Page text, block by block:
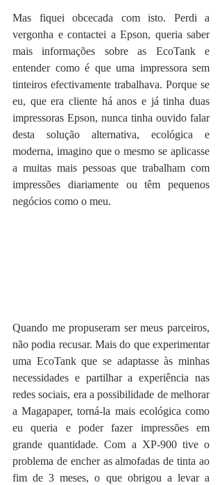
Mas fiquei obcecada com isto. Perdi a
vergonha e contactei a Epson, queria saber
mais informações sobre as EcoTank e
entender como é que uma impressora sem
tinteiros efectivamente trabalhava. Porque se
eu, que era cliente há anos e já tinha duas
impressoras Epson, nunca tinha ouvido falar
desta solução alternativa, ecológica e
moderna, imagino que o mesmo se aplicasse
a muitas mais pessoas que trabalham com
impressões diariamente ou têm pequenos
negócios como o meu.
Quando me propuseram ser meus parceiros,
não podia recusar. Mais do que experimentar
uma EcoTank que se adaptasse às minhas
necessidades e partilhar a experiência nas
redes sociais, era a possibilidade de melhorar
a Magapaper, torná-la mais ecológica como
eu queria e poder fazer impressões em
grande quantidade. Com a XP-900 tive o
problema de encher as almofadas de tinta ao
fim de 3 meses, o que obrigou a levar a